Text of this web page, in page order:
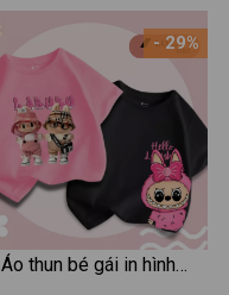
- 29%
Áo thun bé gái in hình